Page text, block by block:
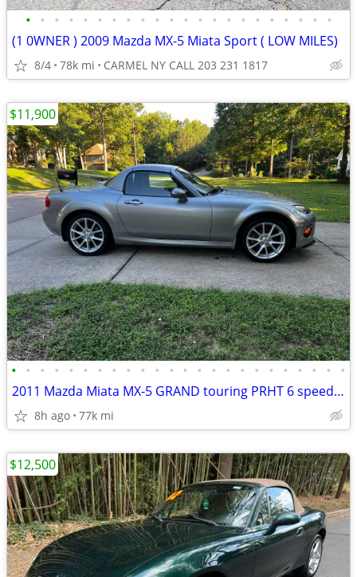
• • • • • • • • • • • • • • • • • • • • • •
(1 0WNER ) 2009 Mazda MX-5 Miata Sport ( LOW MILES)
8/4 78k mi CARMEL NY CALL 203 231 1817
• • • • • • • • • • • • • • • • • • • • • • • •
2011 Mazda Miata MX-5 GRAND touring PRHT 6 speed 77k
8h ago 77k mi
$11,900
$12,500